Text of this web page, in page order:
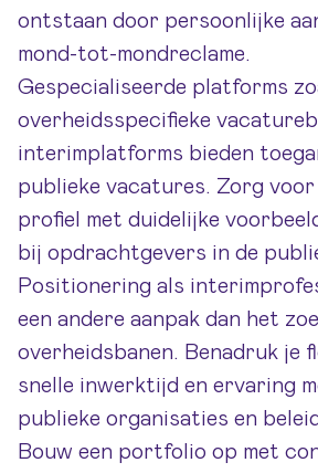
ontstaan door persoonlijke
mond-tot-mondreclame.
Gespecialiseerde platforms
overheidsspecifieke
interimplatforms bieden
publieke vacatures. Zorg voor
profiel met duidelijke
bij opdrachtgevers in de
Positionering als
een andere aanpak dan het
overheidsbanen. Benadruk je
snelle inwerktijd en ervaring
publieke organisaties en
Bouw een portfolio op met